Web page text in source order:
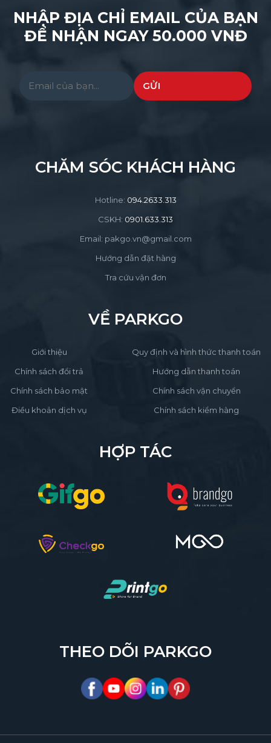
NHẬP ĐỊA CHỈ EMAIL CỦA BẠN
ĐỂ NHẬN NGAY 50.000 VNĐ
Please leave this field empty.
CHĂM SÓC KHÁCH HÀNG
Hotline: 094.2633.313
CSKH: 0901.633.313
Email: pakgo.vn@gmail.com
Hướng dẫn đặt hàng
Tra cứu vận đơn
VỀ PARKGO
Giới thiệu
Chính sách đổi trả
Chính sách bảo mật
Điều khoản dịch vụ
Quy định và hình thức thanh toán
Hướng dẫn thanh toán
Chính sách vận chuyển
Chính sách kiểm hàng
HỢP TÁC
THEO DÕI PARKGO